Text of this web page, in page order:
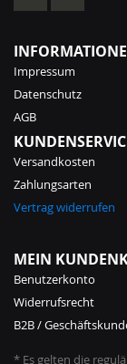
Impressum
Datenschutz
AGB
Versandkosten
Zahlungsarten
Vertrag widerrufen
MEIN
Benutzerkonto
Widerrufsrecht
B2B /
* Es gelten die